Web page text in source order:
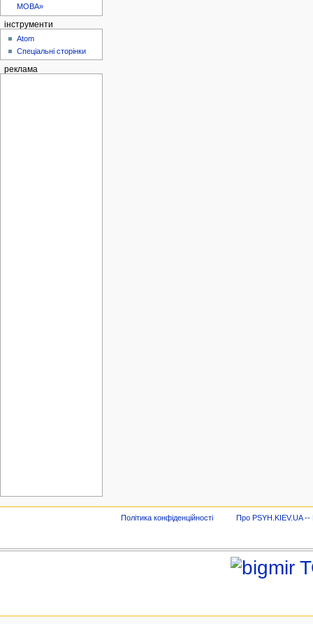
МОВА»
інструменти
Atom
Спеціальні сторінки
реклама
Політика конфіденційності Про PSYH.KIEV.UA --